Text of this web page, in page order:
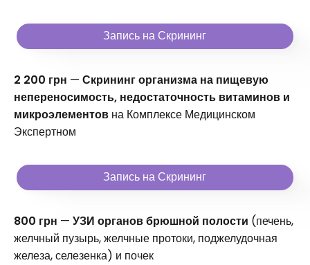
Запись на Скрининг
2 200 грн — Скрининг организма на пищевую
непереносимость, недостаточность витаминов и
микроэлементов на Комплексе Медицинском
Экспертном
Запись на Скрининг
800 грн — УЗИ органов брюшной полости (печень,
желчный пузырь, желчные протоки, поджелудочная
железа, селезенка) и почек